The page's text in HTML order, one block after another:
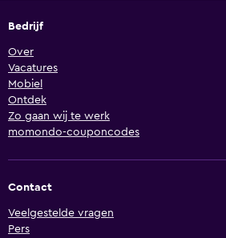
Bedrijf
Over
Vacatures
Mobiel
Ontdek
Zo gaan wij te werk
momondo-couponcodes
Contact
Veelgestelde vragen
Pers